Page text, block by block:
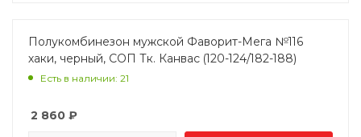
Полукомбинезон мужской Фаворит-Мега №116
хаки, черный, СОП Тк. Канвас (120-124/182-188)
Есть в наличии: 21
2 860 ₽